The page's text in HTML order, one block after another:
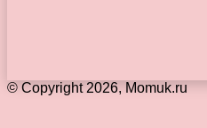
© Copyright 2026, Momuk.ru